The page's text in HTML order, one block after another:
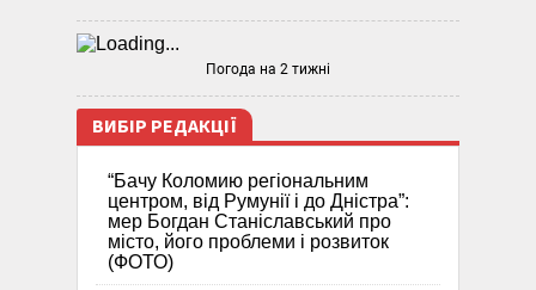
Погода на 2 тижні
ВИБІР РЕДАКЦІЇ
“Бачу Коломию регіональним
центром, від Румунії і до Дністра”:
мер Богдан Станіславський про
місто, його проблеми і розвиток
(ФОТО)